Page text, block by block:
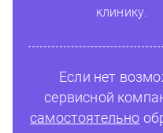
клинику.
Если нет
сервисной
самостоятельно